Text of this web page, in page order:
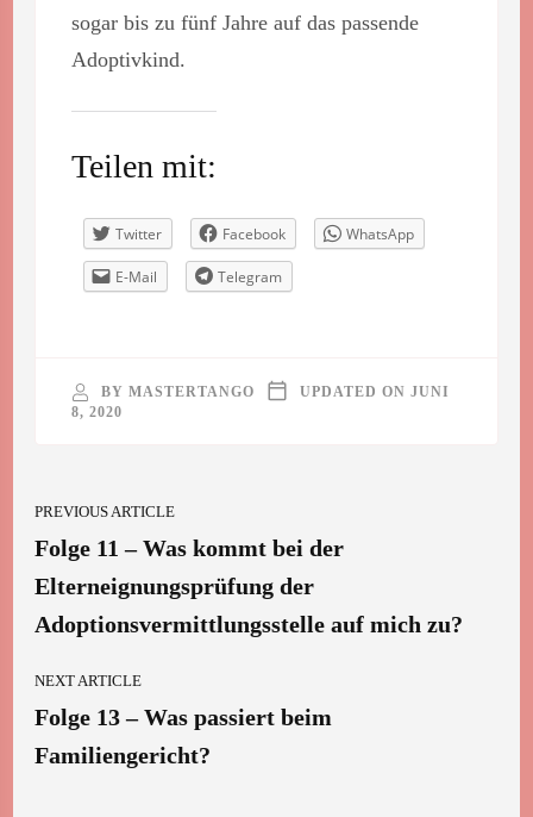
sogar bis zu fünf Jahre auf das passende
Adoptivkind.
Teilen mit:
Twitter Facebook WhatsApp
E-Mail Telegram
BY MASTERTANGO UPDATED ON JUNI
8, 2020
Post
Navigation
PREVIOUS ARTICLE
Folge 11 – Was kommt bei der
Elterneignungsprüfung der
Adoptionsvermittlungsstelle auf mich zu?
NEXT ARTICLE
Folge 13 – Was passiert beim
Familiengericht?